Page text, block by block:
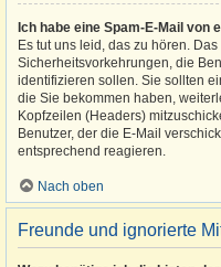
Ich habe eine Spam-E-Mail von
Es tut uns leid, das zu hören.
Sicherheitsvorkehrungen, die
identifizieren sollen. Sie sollten
die Sie bekommen haben,
Kopfzeilen (Headers)
Benutzer, der die E-Mail
entsprechend reagieren.
Nach oben
Freunde und ignorierte